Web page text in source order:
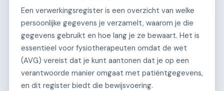
Een verwerkingsregister is een overzicht van welke
persoonlijke gegevens je verzamelt, waarom je die
gegevens gebruikt en hoe lang je ze bewaart. Het is
essentieel voor fysiotherapeuten omdat de wet
(AVG) vereist dat je kunt aantonen dat je op een
verantwoorde manier omgaat met patiëntgegevens,
en dit register biedt die bewijsvoering.